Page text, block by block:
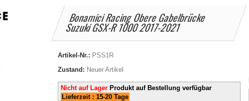
Bonamici Racing Obere Gabelbrücke
Suzuki GSX-R 1000 2017-2021
Artikel-Nr.: PSS1R
Zustand: Neuer Artikel
Nicht auf Lager Produkt auf Bestellung verfügbar
Lieferzeit : 15-20 Tage